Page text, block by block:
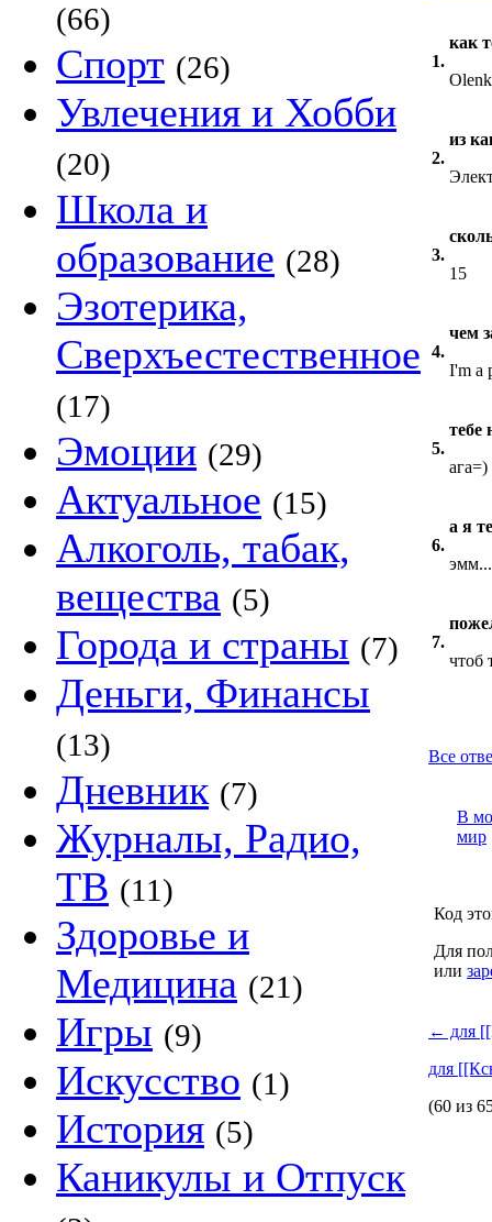
(66)
Спорт (26)
Увлечения и Хобби
(20)
Школа и
образование (28)
Эзотерика,
Сверхъестественное
(17)
Эмоции (29)
Актуальное (15)
Алкоголь, табак,
вещества (5)
Города и страны (7)
Деньги, Финансы
(13)
Дневник (7)
Журналы, Радио,
ТВ (11)
Здоровье и
Медицина (21)
Игры (9)
Искусство (1)
История (5)
Каникулы и Отпуск
1.
как
2.
из
3.
15
4.
чем
I'm a
5.
тебе
ага=)
6.
а я
7.
чтоб
Все
В
мир
Код
Для
или
← для
для
(60 из